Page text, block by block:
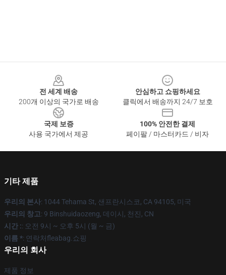
전 세계 배송
200개 이상의 국가로 배송
안심하고 쇼핑하세요
클릭에서 배송까지 24/7 보호
국제 보증
사용 국가에서 제공
100% 안전한 결제
페이팔 / 마스터카드 / 비자
기타 제품
우리의 본사: 1044 Tehama St, 샌프란시스코, CA 94105, 미국
우리의 창고: 9 Binshuidaozeng, 데이시, 천진, CN
시간 :: 오전 9시 ~ 오후 5시 (월 ~ 금)
이름 *: 연락처fleabag.쇼핑
우리의 회사
제품 정보